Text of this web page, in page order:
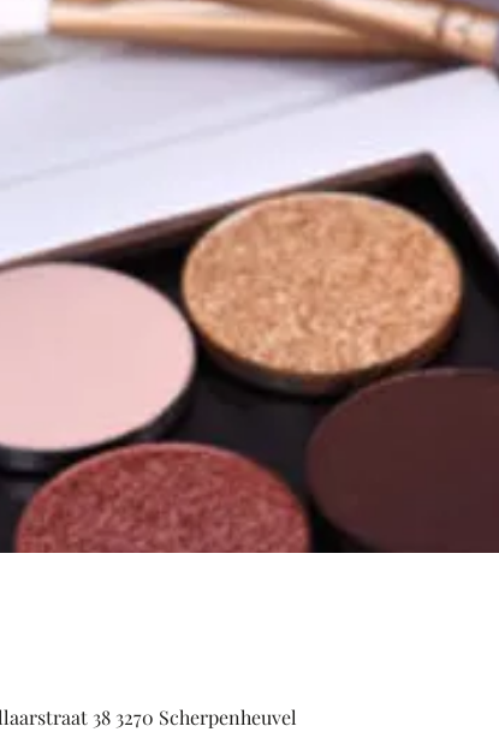
38 3270 Scherpenheuvel